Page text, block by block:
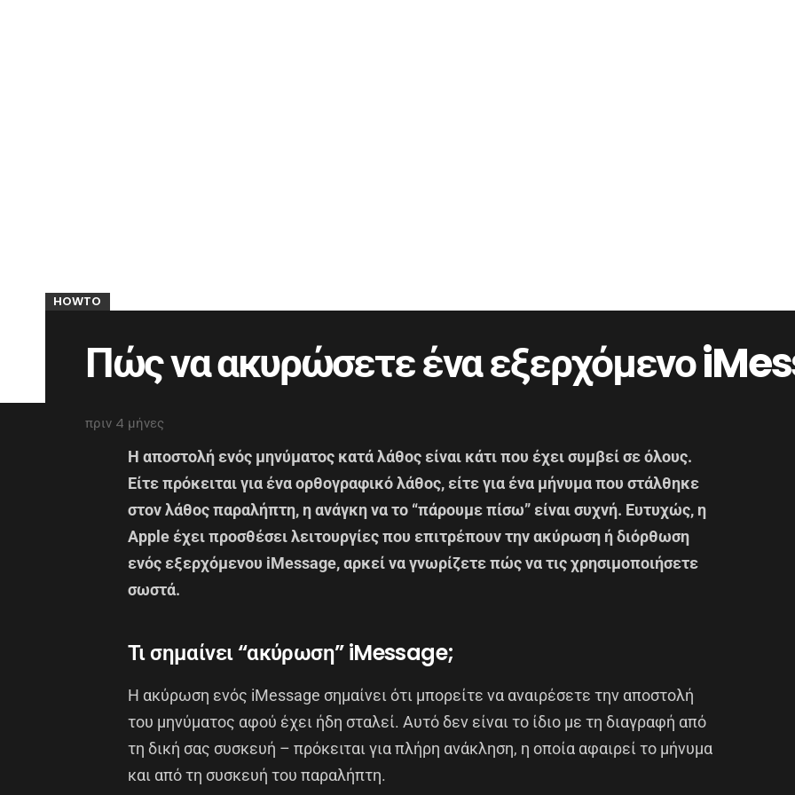
HOWTO
Πώς να ακυρώσετε ένα εξερχόμενο
πριν 4 μήνες
Η αποστολή ενός μηνύματος κατά λάθος είναι κάτι που έχει συμβεί σε όλους.
Είτε πρόκειται για ένα ορθογραφικό λάθος, είτε για ένα μήνυμα που στάλθηκε
στον λάθος παραλήπτη, η ανάγκη να το “πάρουμε πίσω” είναι συχνή. Ευτυχώς, η
Apple έχει προσθέσει λειτουργίες που επιτρέπουν την ακύρωση ή διόρθωση
ενός εξερχόμενου iMessage, αρκεί να γνωρίζετε πώς να τις χρησιμοποιήσετε
σωστά.
Τι σημαίνει “ακύρωση” iMessage;
Η ακύρωση ενός iMessage σημαίνει ότι μπορείτε να αναιρέσετε την αποστολή
του μηνύματος αφού έχει ήδη σταλεί. Αυτό δεν είναι το ίδιο με τη διαγραφή από
τη δική σας συσκευή – πρόκειται για πλήρη ανάκληση, η οποία αφαιρεί το μήνυμα
και από τη συσκευή του παραλήπτη.